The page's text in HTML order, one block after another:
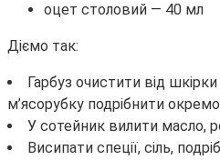
оцет столовий — 40 мл
Діємо так:
Гарбуз очистити від
м’ясорубку подрібнити
У сотейник вилити масло,
Висипати спеції, сіль,